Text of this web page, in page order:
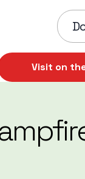
Visit on